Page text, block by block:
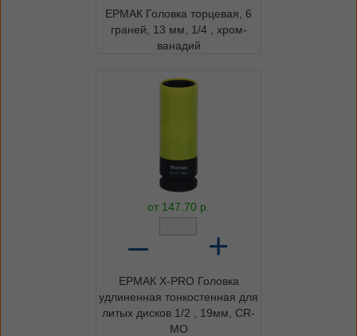
ЕРМАК Головка торцевая, 6
граней, 13 мм, 1/4 , хром-
ванадий
от 147.70 р.
– +
ЕРМАК X-PRO Головка
удлиненная тонкостенная для
литых дисков 1/2 , 19мм, CR-
MO